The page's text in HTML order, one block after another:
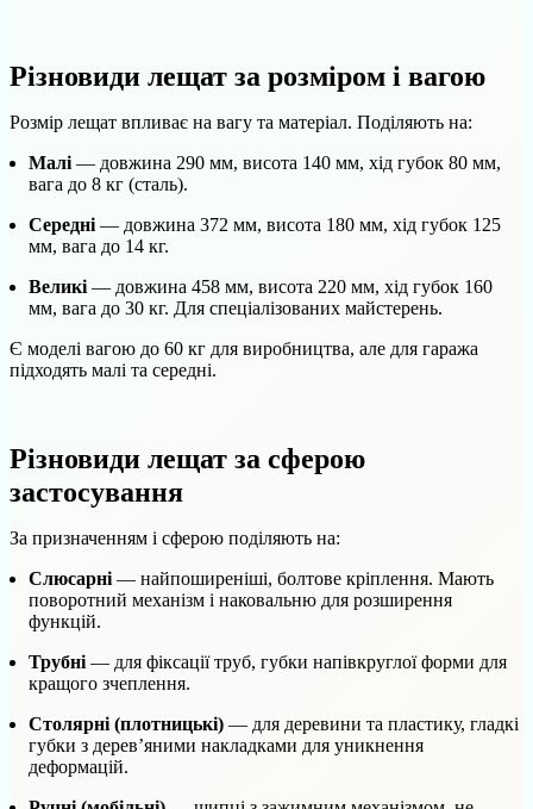
Різновиди лещат за розміром і вагою
Розмір лещат впливає на вагу та матеріал. Поділяють на:
Малі — довжина 290 мм, висота 140 мм, хід губок 80 мм,
вага до 8 кг (сталь).
Середні — довжина 372 мм, висота 180 мм, хід губок 125
мм, вага до 14 кг.
Великі — довжина 458 мм, висота 220 мм, хід губок 160
мм, вага до 30 кг. Для спеціалізованих майстерень.
Є моделі вагою до 60 кг для виробництва, але для гаража
підходять малі та середні.
Різновиди лещат за сферою
застосування
За призначенням і сферою поділяють на:
Слюсарні— найпоширеніші, болтове кріплення. Мають
поворотний механізм і наковальню для розширення
функцій.
Трубні— для фіксації труб, губки напівкруглої форми для
кращого зчеплення.
Столярні (плотницькі) — для деревини та пластику, гладкі
губки з дерев’яними накладками для уникнення
деформацій.